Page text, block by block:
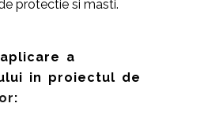
protectie si masti.
a
in proiectul de
: